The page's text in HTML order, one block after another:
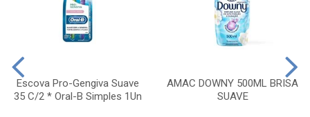
Escova Pro-Gengiva Suave
35 C/2 * Oral-B Simples 1Un
AMAC DOWNY 500ML BRISA
SUAVE